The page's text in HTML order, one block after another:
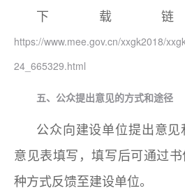
下载
https://www.mee.gov.cn/xxgk2018/
24_665329.html
五、公众提出意见的方式和途径
公众向建设单位提出意
意见表填写，填写后可通过
种方式反馈至建设单位。